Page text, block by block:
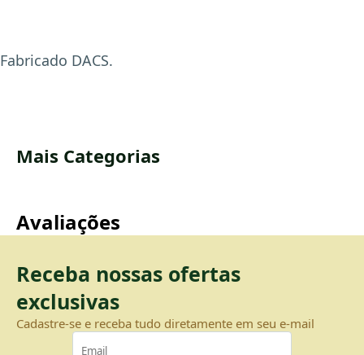
Fabricado DACS.
Mais Categorias
Avaliações
Receba nossas ofertas
exclusivas
Cadastre-se e receba tudo diretamente em seu e-mail